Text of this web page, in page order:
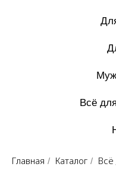
Всё
Главная / Каталог / Всё